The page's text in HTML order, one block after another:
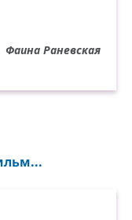
Фаина Раневская